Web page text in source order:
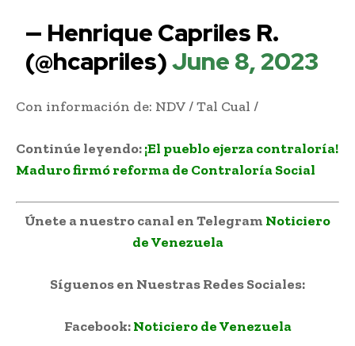
— Henrique Capriles R.
(@hcapriles)June 8, 2023
Con información de: NDV / Tal Cual /
Continúe leyendo:¡El pueblo ejerza contraloría!
Maduro firmó reforma de Contraloría Social
Únete a nuestro canal en Telegram Noticiero
de Venezuela
Síguenos en Nuestras Redes Sociales:
Facebook:Noticiero de Venezuela